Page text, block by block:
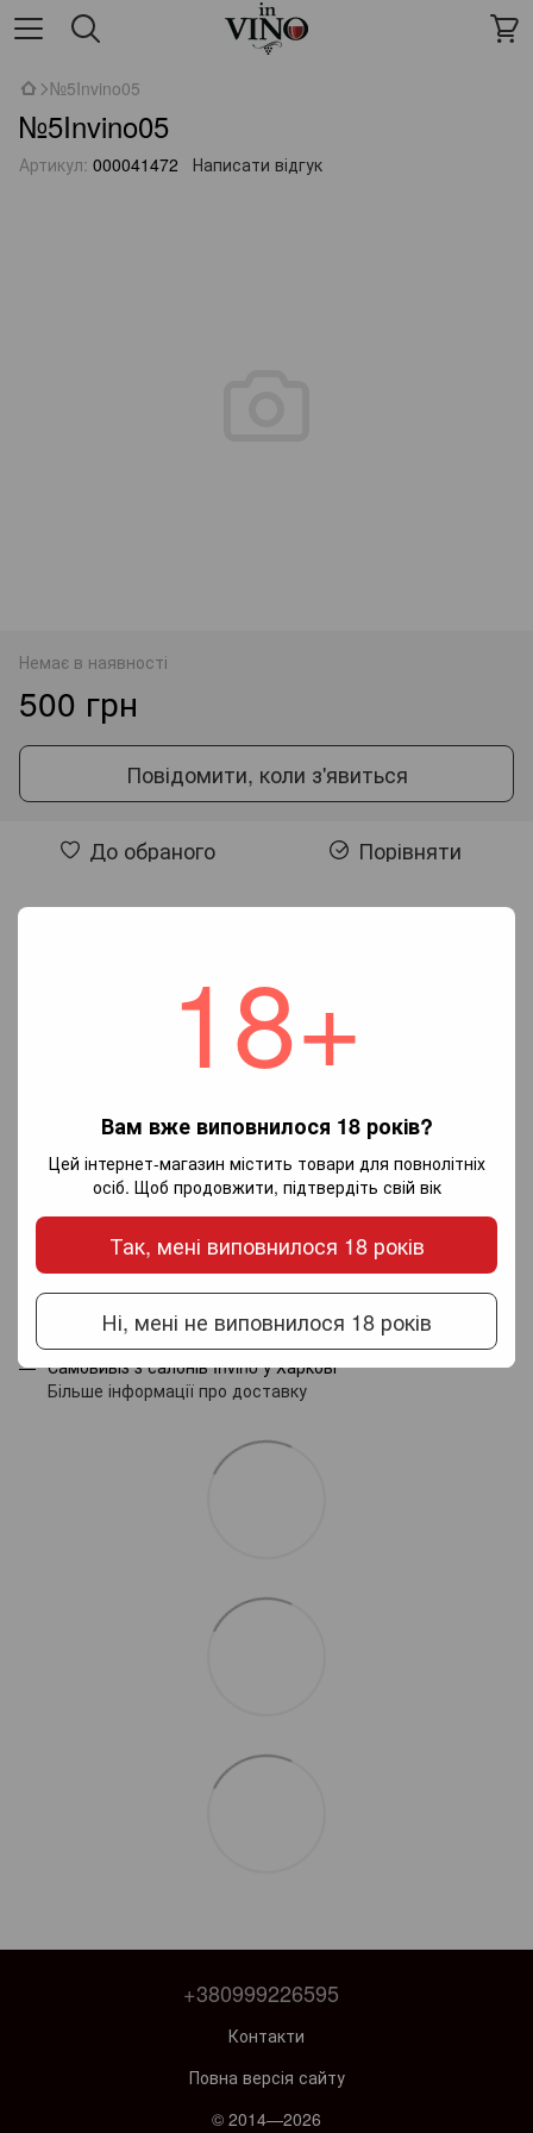
18+
Вам вже виповнилося 18 років?
Цей інтернет-магазин містить товари для повнолітніх
осіб. Щоб продовжити, підтвердіть свій вік
Так, мені виповнилося 18 років
Ні, мені не виповнилося 18 років
№5Invino05
№5Invino05
Артикул: 000041472 Написати відгук
Немає в наявності
500 грн
Повідомити, коли з'явиться
До обраного Порівняти
Написати відгук
Доставка Оплата Гарантія
Новою поштою по Україні - за тарифами перевізника.
Самовивіз з салонів Invino у Харкові
Більше інформації про доставку
+380999226595
Контакти
Повна версія сайту
© 2014—2026